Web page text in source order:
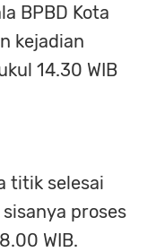
BPBD Kota
kejadian
14.30 WIB
titik selesai
proses
WIB.